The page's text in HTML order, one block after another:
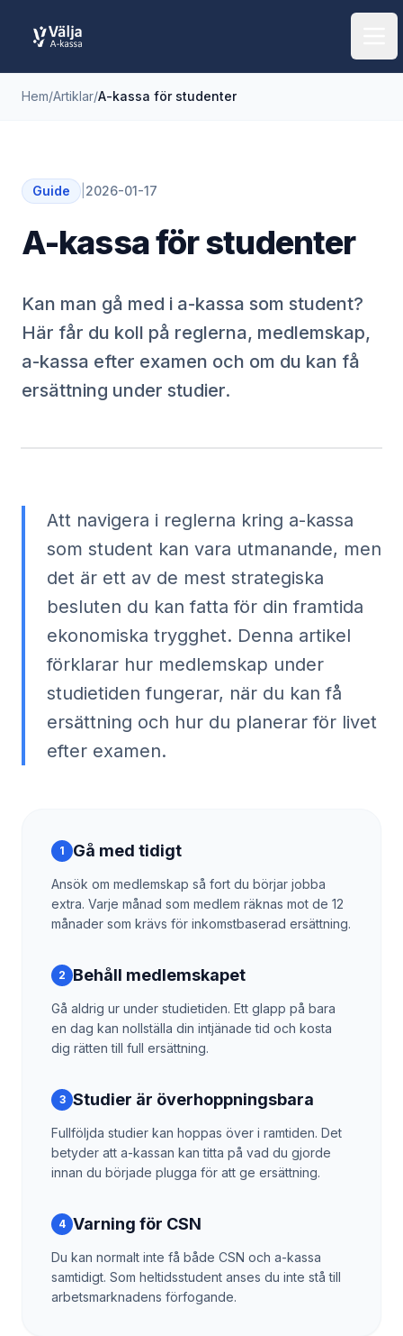
Hem/Artiklar/A-kassa för studenter
Guide 2026-01-17
A-kassa för studenter
Kan man gå med i a-kassa som student?
Här får du koll på reglerna, medlemskap,
a-kassa efter examen och om du kan få
ersättning under studier.
Att navigera i reglerna kring a-kassa
som student kan vara utmanande, men
det är ett av de mest strategiska
besluten du kan fatta för din framtida
ekonomiska trygghet. Denna artikel
förklarar hur medlemskap under
studietiden fungerar, när du kan få
ersättning och hur du planerar för livet
efter examen.
1 Gå med tidigt
Ansök om medlemskap så fort du börjar jobba
extra. Varje månad som medlem räknas mot de 12
månader som krävs för inkomstbaserad ersättning.
2 Behåll medlemskapet
Gå aldrig ur under studietiden. Ett glapp på bara
en dag kan nollställa din intjänade tid och kosta
dig rätten till full ersättning.
3 Studier är överhoppningsbara
Fullföljda studier kan hoppas över i ramtiden. Det
betyder att a-kassan kan titta på vad du gjorde
innan du började plugga för att ge ersättning.
4 Varning för CSN
Du kan normalt inte få både CSN och a-kassa
samtidigt. Som heltidsstudent anses du inte stå till
arbetsmarknadens förfogande.